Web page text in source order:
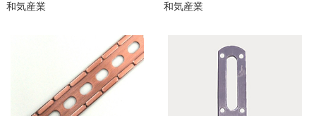
和気産業
和気産業